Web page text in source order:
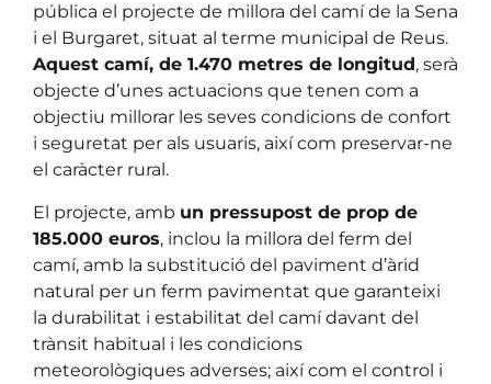
pública el projecte de millora del camí de la Sena
i el Burgaret, situat al terme municipal de Reus.
Aquest camí, de 1.470 metres de longitud, serà
objecte d’unes actuacions que tenen com a
objectiu millorar les seves condicions de confort
i seguretat per als usuaris, així com preservar-ne
el caràcter rural.
El projecte, amb un pressupost de prop de
185.000 euros, inclou la millora del ferm del
camí, amb la substitució del paviment d’àrid
natural per un ferm pavimentat que garanteixi
la durabilitat i estabilitat del camí davant del
trànsit habitual i les condicions
meteorològiques adverses; així com el control i